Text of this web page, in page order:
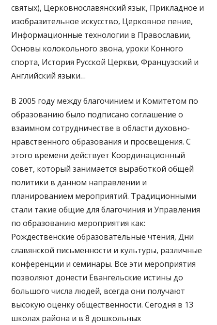
святых), Церковнославянский язык, Прикладное и
изобразительное искусство, Церковное пение,
Информационные технологии в Православии,
Основы колокольного звона, уроки Конного
спорта, История Русской Церкви, Французский и
Английский языки…
В 2005 году между благочинием и Комитетом по
образованию было подписано соглашение о
взаимном сотрудничестве в области духовно-
нравственного образования и просвещения. С
этого времени действует Координационный
совет, который занимается выработкой общей
политики в данном направлении и
планированием мероприятий. Традиционными
стали такие общие для благочиния и Управления
по образованию мероприятия как:
Рождественские образовательные чтения, Дни
славянской письменности и культуры, различные
конференции и семинары. Все эти мероприятия
позволяют донести Евангельские истины до
большого числа людей, всегда они получают
высокую оценку общественности. Сегодня в 13
школах района и в 8 дошкольных